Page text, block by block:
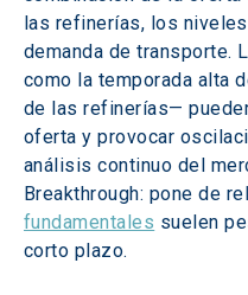
las refinerías, los
demanda de transporte.
como la temporada alta
de las refinerías—
oferta y provocar
análisis continuo del
Breakthrough: pone de
fundamentales suelen
corto plazo.